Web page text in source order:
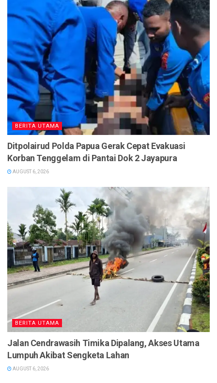
BERITA UTAMA
Ditpolairud Polda Papua Gerak Cepat Evakuasi
Korban Tenggelam di Pantai Dok 2 Jayapura
AUGUST 6, 2026
BERITA UTAMA
Jalan Cendrawasih Timika Dipalang, Akses Utama
Lumpuh Akibat Sengketa Lahan
AUGUST 6, 2026